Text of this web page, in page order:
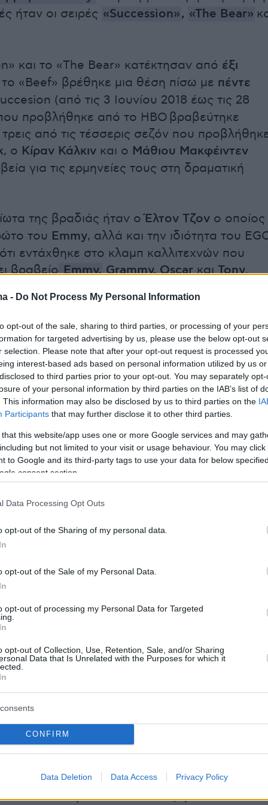
- Do Not Process My Personal Information
opt-out of the sale, sharing to third parties, or processing of your
for targeted advertising by us, please use the below opt-out
selection. Please note that after your opt-out request is processed
interest-based ads based on personal information utilized by us
to third parties prior to your opt-out. You may separately
of your personal information by third parties on the IAB’s list of
This information may also be disclosed by us to third parties on the
Participants that may further disclose it to other third parties.
that this website/app uses one or more Google services and may
but not limited to your visit or usage behaviour. You may
to Google and its third-party tags to use your data for below
consent section.
Data Processing Opt Outs
opt-out of the Sharing of my personal data.
opt-out of the Sale of my Personal Data.
opt-out of processing my Personal Data for Targeted
opt-out of Collection, Use, Retention, Sale, and/or Sharing
Data that Is Unrelated with the Purposes for which it
CONFIRM
Data Deletion Data Access Privacy Policy
ήταν οι σειρές «Succession», «The Bear»
και το «The Bear» κατέκτησαν από έξι
«Beef» βρέθηκε μια θέση πίσω με πέντε
(από τις 3 Ιουνίου 2018 έως τις 28
προβλήθηκε από το HBO βραβεύτηκε
τρεις από τις τέσσερις σεζόν που
, ο Κίραν Κάλκιν και ο Μάθιου Μακφέιντεν
για τις ερμηνείες τους στη δραματική
της βραδιάς ήταν οΈλτον Τζον ο οποίος
του Emmy, αλλά και την ιδιότητα του
εντάχθηκε στο κλαμπ καλλιτεχνών που
βραβείο Emmy, Grammy, OscarκαιTony.
ωστόσο δεν έδωσε το παρών στη
καθώς υποβλήθηκε σε εγχείρηση στο
του που παρέλαβε το βραβείο εκ
τη νίκη «ιστορική», λέγοντας ότι ο
το soundtrack για τις ζωές όλων μας
πολλά σπουδαία για την κοινωνία».
to tonight’s#Emmywinners! 🏆🌟
, #Succession ,#TheWhiteLotusand
are streaming now on Neon.
szESLxh4ew
(@NeonNZ)January 16, 2024
κέρδισε το βραβείο καλύτερης κωμωδίας
σε κωμωδία), Ayo Edebiri (πρωταγωνιστής
Ebon Moss-Bachrach (δευτεραγωνιστής σε
βραβεία. Ο δημιουργόςChristopher
επίσης για το σενάριο και τη σκηνοθεσία.
Netflix κέρδισε το βραβείο της καλύτερης
της,
κέρδισαν βραβεία, ενώ ο
Sung Jin
Jeffrey Dahmer Story», ηJennifer Coolidge
Lotus»και ηQuinta Brunson,η οποία